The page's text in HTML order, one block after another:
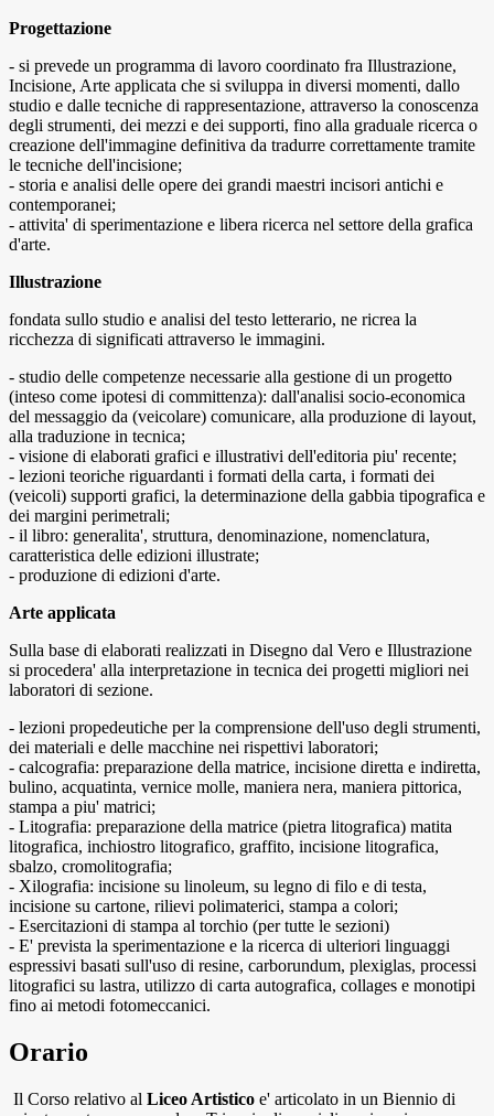
Progettazione
- si prevede un programma di lavoro coordinato fra Illustrazione,
Incisione, Arte applicata che si sviluppa in diversi momenti, dallo
studio e dalle tecniche di rappresentazione, attraverso la conoscenza
degli strumenti, dei mezzi e dei supporti, fino alla graduale ricerca o
creazione dell'immagine definitiva da tradurre correttamente tramite
le tecniche dell'incisione;
- storia e analisi delle opere dei grandi maestri incisori antichi e
contemporanei;
- attivita' di sperimentazione e libera ricerca nel settore della grafica
d'arte.
Illustrazione
fondata sullo studio e analisi del testo letterario, ne ricrea la
ricchezza di significati attraverso le immagini.
- studio delle competenze necessarie alla gestione di un progetto
(inteso come ipotesi di committenza): dall'analisi socio-economica
del messaggio da (veicolare) comunicare, alla produzione di layout,
alla traduzione in tecnica;
- visione di elaborati grafici e illustrativi dell'editoria piu' recente;
- lezioni teoriche riguardanti i formati della carta, i formati dei
(veicoli) supporti grafici, la determinazione della gabbia tipografica e
dei margini perimetrali;
- il libro: generalita', struttura, denominazione, nomenclatura,
caratteristica delle edizioni illustrate;
- produzione di edizioni d'arte.
Arte applicata
Sulla base di elaborati realizzati in Disegno dal Vero e Illustrazione
si procedera' alla interpretazione in tecnica dei progetti migliori nei
laboratori di sezione.
- lezioni propedeutiche per la comprensione dell'uso degli strumenti,
dei materiali e delle macchine nei rispettivi laboratori;
- calcografia: preparazione della matrice, incisione diretta e indiretta,
bulino, acquatinta, vernice molle, maniera nera, maniera pittorica,
stampa a piu' matrici;
- Litografia: preparazione della matrice (pietra litografica) matita
litografica, inchiostro litografico, graffito, incisione litografica,
sbalzo, cromolitografia;
- Xilografia: incisione su linoleum, su legno di filo e di testa,
incisione su cartone, rilievi polimaterici, stampa a colori;
- Esercitazioni di stampa al torchio (per tutte le sezioni)
- E' prevista la sperimentazione e la ricerca di ulteriori linguaggi
espressivi basati sull'uso di resine, carborundum, plexiglas, processi
litografici su lastra, utilizzo di carta autografica, collages e monotipi
fino ai metodi fotomeccanici.
Orario
Il Corso relativo al Liceo Artistico e' articolato in un Biennio di